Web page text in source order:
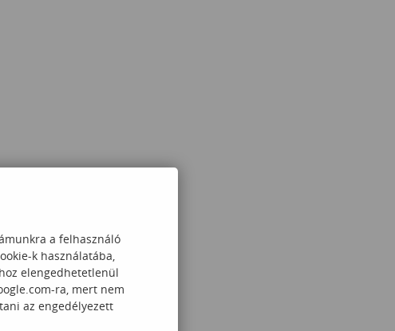
a felhasználó
k használatába,
elengedhetetlenül
ra, mert nem
az engedélyezett